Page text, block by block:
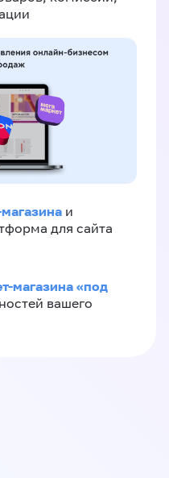
и
для сайта
магазина «под
вашего